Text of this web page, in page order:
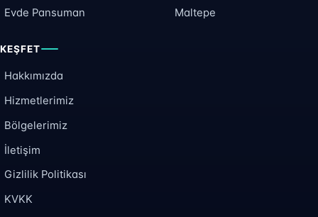
Evde Pansuman Maltepe
KEŞFET
Hakkımızda
Hizmetlerimiz
Bölgelerimiz
İletişim
Gizlilik Politikası
KVKK